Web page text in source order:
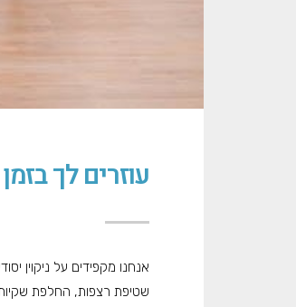
עוזרים לך
אנחנו מקפידים על ניקוין
שטיפת רצפות, החלפת